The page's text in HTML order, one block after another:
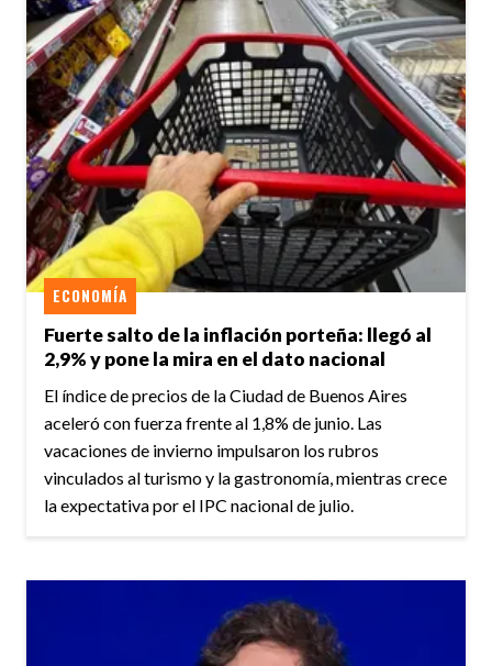
Fuerte salto de la inflación porteña: llegó al
2,9% y pone la mira en el dato nacional
ECONOMÍA
El índice de precios de la Ciudad de Buenos Aires
aceleró con fuerza frente al 1,8% de junio. Las
vacaciones de invierno impulsaron los rubros
vinculados al turismo y la gastronomía, mientras crece
la expectativa por el IPC nacional de julio.